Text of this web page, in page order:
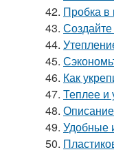
42. Пробка в
43.
44.
45.
46. Как
47. Теплее и
48.
49. Удобные
50.